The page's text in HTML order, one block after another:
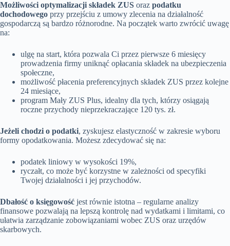
Możliwości optymalizacji składek ZUS oraz podatku
dochodowego przy przejściu z umowy zlecenia na działalność
gospodarczą są bardzo różnorodne. Na początek warto zwrócić uwagę
na:
ulgę na start, która pozwala Ci przez pierwsze 6 miesięcy
prowadzenia firmy uniknąć opłacania składek na ubezpieczenia
społeczne,
możliwość płacenia preferencyjnych składek ZUS przez kolejne
24 miesiące,
program Mały ZUS Plus, idealny dla tych, którzy osiągają
roczne przychody nieprzekraczające 120 tys. zł.
Jeżeli chodzi o podatki, zyskujesz elastyczność w zakresie wyboru
formy opodatkowania. Możesz zdecydować się na:
podatek liniowy w wysokości 19%,
ryczałt, co może być korzystne w zależności od specyfiki
Twojej działalności i jej przychodów.
Dbałość o księgowość jest równie istotna – regularne analizy
finansowe pozwalają na lepszą kontrolę nad wydatkami i limitami, co
ułatwia zarządzanie zobowiązaniami wobec ZUS oraz urzędów
skarbowych.